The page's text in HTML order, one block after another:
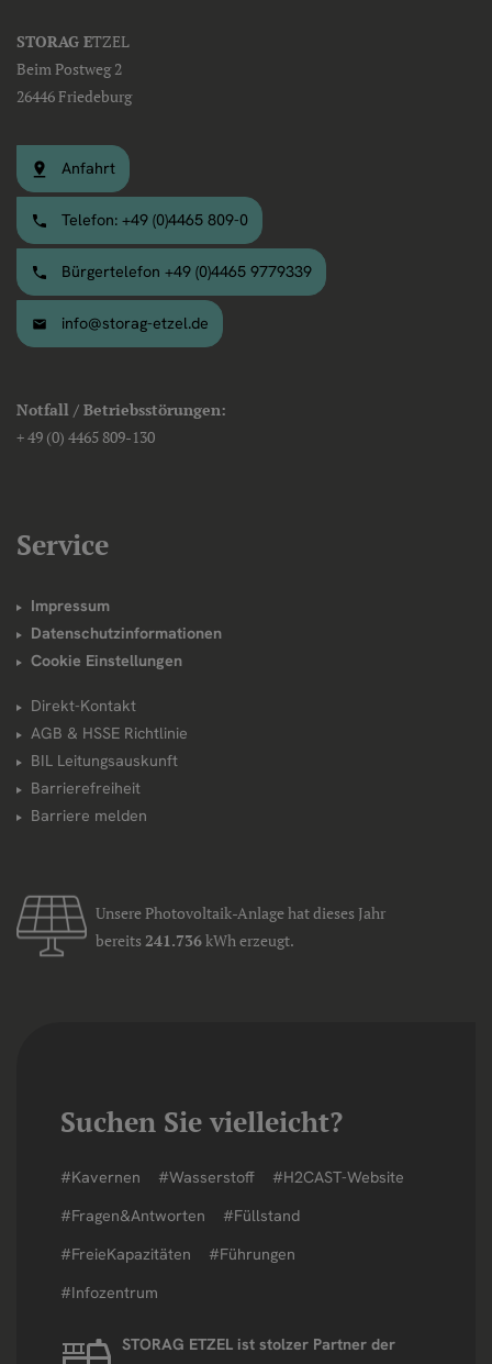
STORAG ETZEL
Beim Postweg 2
26446 Friedeburg
Anfahrt
Telefon: +49 (0)4465 809-0
Bürgertelefon +49 (0)4465 9779339
info@storag-etzel.de
Notfall / Betriebsstörungen:
+ 49 (0) 4465 809-130
Service
Impressum
Datenschutzinformationen
Cookie Einstellungen
Direkt-Kontakt
AGB & HSSE Richtlinie
BIL Leitungsauskunft
Barrierefreiheit
Barriere melden
Unsere Photovoltaik-Anlage hat dieses Jahr
bereits 241.736kWh erzeugt.
Suchen Sie vielleicht?
#Kavernen #Wasserstoff
#H2CAST-Website
#Fragen&Antworten
#Füllstand
#FreieKapazitäten
#Führungen
#Infozentrum
STORAG ETZEL ist stolzer Partner der